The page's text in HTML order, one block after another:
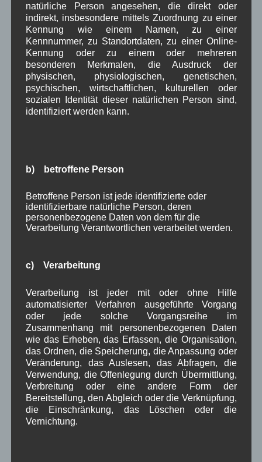
Name*
E-Mail*
Meinen Namen, E-Mail-Adresse und Website in
diesem Browser für meinen nächsten
Kommentar speichern.
Datenschutzbedingungen akzeptieren
Kategorien für Beiträge
Aushang Rathaus(232)
Dorferneuerung(154)
natürliche Person angesehen, die direkt oder
indirekt, insbesondere mittels Zuordnung zu einer
Kennung wie einem Namen, zu einer
Kennnummer, zu Standortdaten, zu einer Online-
Kennung oder zu einem oder mehreren
besonderen Merkmalen, die Ausdruck der
physischen, physiologischen, genetischen,
psychischen, wirtschaftlichen, kulturellen oder
sozialen Identität dieser natürlichen Person sind,
identifiziert werden kann.
b) betroffene Person
Betroffene Person ist jede identifizierte oder
identifizierbare natürliche Person, deren
personenbezogene Daten von dem für die
Verarbeitung Verantwortlichen verarbeitet werden.
c) Verarbeitung
Verarbeitung ist jeder mit oder ohne Hilfe
automatisierter Verfahren ausgeführte Vorgang
oder jede solche Vorgangsreihe im
Zusammenhang mit personenbezogenen Daten
wie das Erheben, das Erfassen, die Organisation,
das Ordnen, die Speicherung, die Anpassung oder
Veränderung, das Auslesen, das Abfragen, die
Verwendung, die Offenlegung durch Übermittlung,
Verbreitung oder eine andere Form der
Bereitstellung, den Abgleich oder die Verknüpfung,
die Einschränkung, das Löschen oder die
Vernichtung.